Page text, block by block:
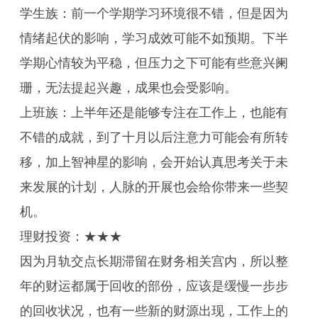
学生族：前一个学期学习环境很不错，但是因为
情绪起伏的影响，学习成效可能不如预期。下半
学期心情较为平稳，但压力之下可能有些意兴阑
珊，无法提起兴趣，成果也会受影响。
上班族：上半年还是能够专注在工作上，也能有
不错的成就，到了十月以后注意力可能会有所转
移，加上智神星的影响，会开始认真思考关于未
来发展的计划，人脉的开展也会给你带来一些契
机。
理财投资：★★★
因为月轨交点长期滞留在财务相关宫内，所以整
年的财运都属于回收的部份，应该是缓慢一步步
的回收状况，也有一些新的财源出现，工作上的